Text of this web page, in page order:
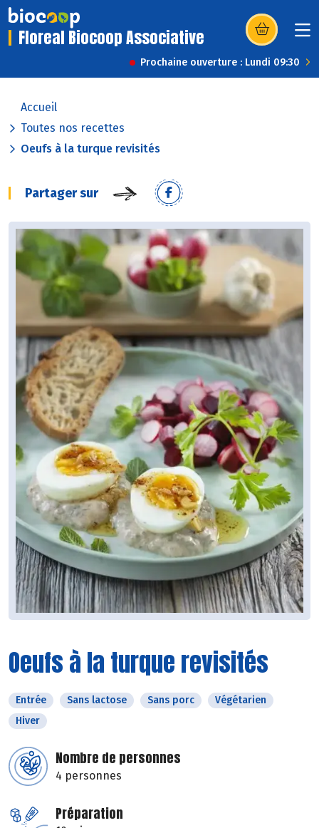
Floreal Biocoop Associative (s’ouvre dans
Prochaine ouverture : Lundi 09:30
Accueil
Toutes nos recettes
Oeufs à la turque revisités
Partager sur
Oeufs à la turque revisités
Entrée Sans lactose Sans porc
Végétarien
Hiver
Nombre de personnes
4 personnes
Préparation